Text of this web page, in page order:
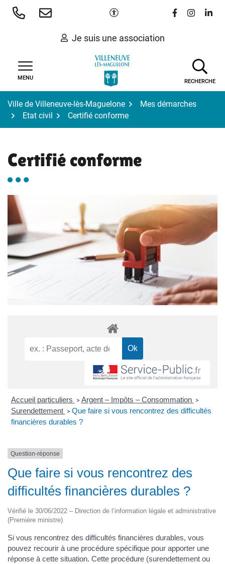
Aller
Paramètres d'accessibilité
Lien vers le
Lien vers
Lien
Je suis une association
MENU
RECHERCHE
Ville de Villeneuve-lès-Maguelone
Mes démarches
Etat civil
Certifié conforme
Certifié conforme
Accueil particuliers > Argent – Impôts – Consommation >
Surendettement > Que faire si vous rencontrez des difficultés
financières durables ?
Question-réponse
Que faire si vous rencontrez des
difficultés financières durables ?
Vérifié le 30/06/2022 – Direction de l’information légale et administrative
(Première ministre)
Si vous rencontrez des difficultés financières durables, vous
pouvez recourir à une procédure spécifique pour apporter une
réponse à cette situation. Cette procédure (surendettement ou